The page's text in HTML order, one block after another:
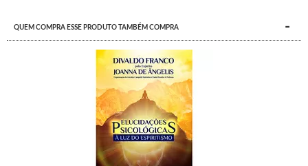
QUEM COMPRA ESSE PRODUTO TAMBÉM COMPRA